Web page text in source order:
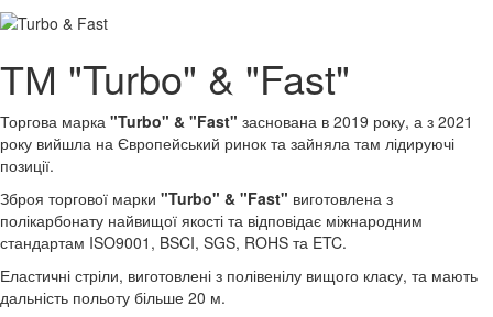
ТМ "Turbo" & "Fast"
Торгова марка "Turbo" & "Fast" заснована в 2019 року, а з 2021
року вийшла на Європейський ринок та зайняла там лідируючі
позиції.
Зброя торгової марки "Turbo" & "Fast" виготовлена з
полікарбонату найвищої якості та відповідає міжнародним
стандартам ISO9001, BSCI, SGS, ROHS та ETC.
Еластичні стріли, виготовлені з полівенілу вищого класу, та мають
дальність польоту більше 20 м.